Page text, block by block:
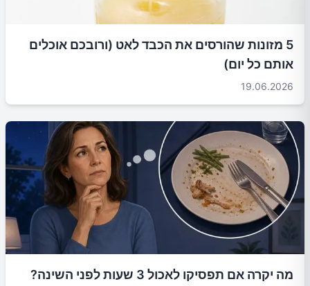
5 מזונות שהורסים את הכבד לאט (ורובכם אוכלים
אותם כל יום)
19.06.2026
מה יקרה אם תפסיקו לאכול 3 שעות לפני השינה?